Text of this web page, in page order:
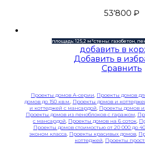
53'800 ₽
площадь: 125,2 м²стены: газобетон,
добавить в
Добавить в
Сравнить
Проекты домов A-серии Проекты домов
домов до 150 кв.м.
Проекты домов и
и коттеджей с мансардой Проекты домов
Проекты домов из пеноблоков с гаражом
с мансардой Проекты домов на 6 соток
Проекты домов стоимостью от 20 000 до
эконом класса Проекты красивых домов
коттеджей Проекты